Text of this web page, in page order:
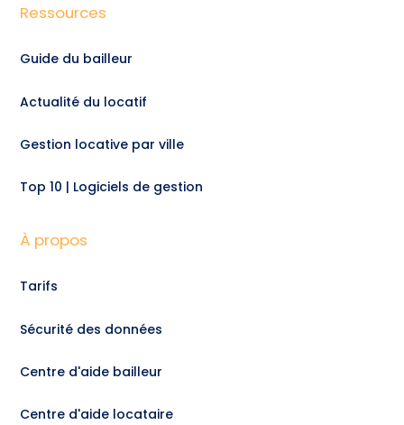
Ressources
Guide du bailleur
Actualité du locatif
Gestion locative par ville
Top 10 | Logiciels de gestion
À propos
Tarifs
Sécurité des données
Centre d'aide bailleur
Centre d'aide locataire